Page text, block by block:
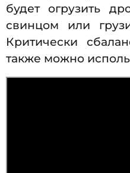
будет огрузить
свинцом или
Критически
также можно